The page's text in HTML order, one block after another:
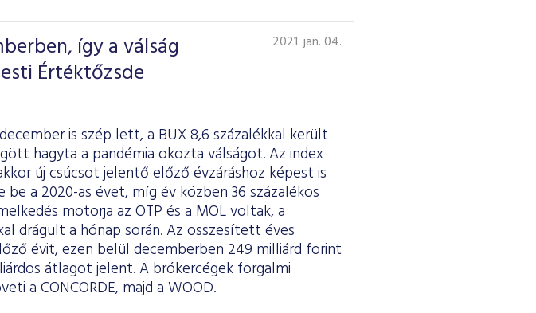
így a válság
Értéktőzsde
2021. jan. 04.
is szép lett, a BUX 8,6 százalékkal került
hagyta a pandémia okozta válságot. Az index
új csúcsot jelentő előző évzáráshoz képest is
a 2020-as évet, míg év közben 36 százalékos
motorja az OTP és a MOL voltak, a
drágult a hónap során. Az összesített éves
évit, ezen belül decemberben 249 milliárd forint
átlagot jelent. A brókercégek forgalmi
a CONCORDE, majd a WOOD.